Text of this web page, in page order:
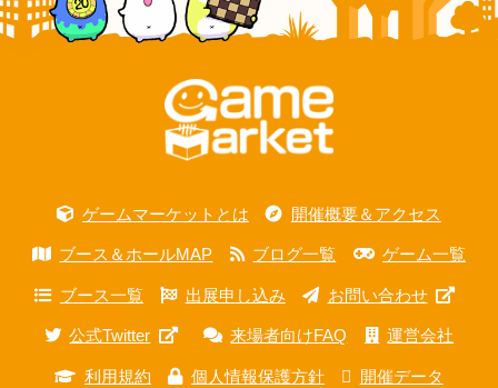
ゲームマーケットとは 開催概要＆アクセス
ブース＆ホールMAP ブログ一覧 ゲーム一覧
ブース一覧 出展申し込み お問い合わせ
公式Twitter 来場者向けFAQ 運営会社
利用規約 個人情報保護方針 開催データ